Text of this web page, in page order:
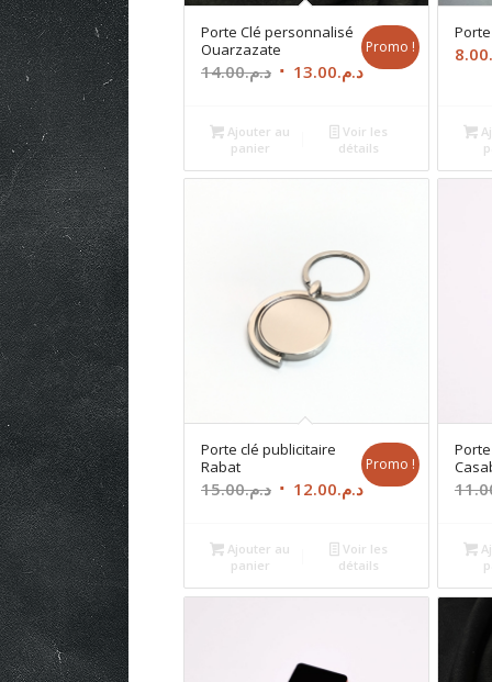
Porte Clé personnalisé
Ouarzazate
د.م.14.00
Le
د.م.14.00.
د.م.13.00
Le
actuel
est :
Promo !
Ajouter au
panier
Voir les
détails
8.00
Porte clé publicitaire
Rabat
د.م.15.00
Le
د.م.15.00.
د.م.12.00
Le
actuel
est :
Promo !
Ajouter au
panier
Voir les
détails